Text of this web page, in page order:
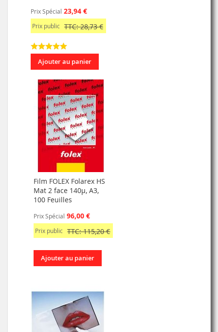
Prix Spécial 23,94 €
Prix public TTC: 28,73 €
Ajouter au panier
Film FOLEX Folarex HS
Mat 2 face 140µ, A3,
100 Feuilles
Prix Spécial 96,00 €
Prix public TTC: 115,20 €
Ajouter au panier